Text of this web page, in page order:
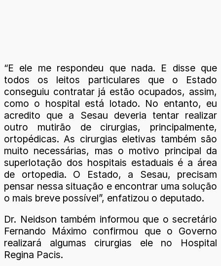
“E ele me respondeu que nada. E disse que
todos os leitos particulares que o Estado
conseguiu contratar já estão ocupados, assim,
como o hospital está lotado. No entanto, eu
acredito que a Sesau deveria tentar realizar
outro mutirão de cirurgias, principalmente,
ortopédicas. As cirurgias eletivas também são
muito necessárias, mas o motivo principal da
superlotação dos hospitais estaduais é a área
de ortopedia. O Estado, a Sesau, precisam
pensar nessa situação e encontrar uma solução
o mais breve possível”, enfatizou o deputado.
Dr. Neidson também informou que o secretário
Fernando Máximo confirmou que o Governo
realizará algumas cirurgias ele no Hospital
Regina Pacis.